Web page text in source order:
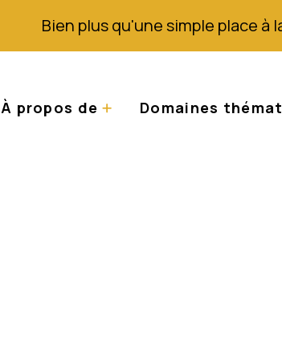
Bien plus qu'une simple place à
À propos de Domaines